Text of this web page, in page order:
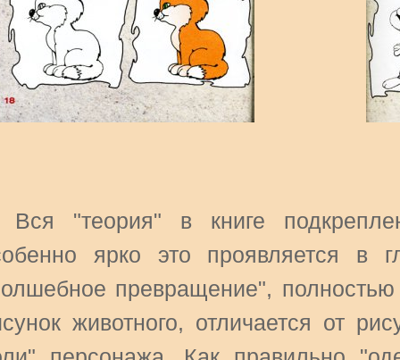
Вся "теория" в книге
ярко это проявляется в
превращение",
животного, отличается от